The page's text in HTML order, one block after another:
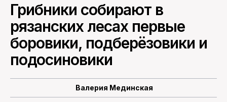
Грибники собирают в
рязанских лесах первые
боровики, подберёзовики и
подосиновики
Валерия Мединская